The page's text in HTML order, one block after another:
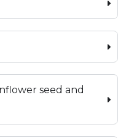
seed and